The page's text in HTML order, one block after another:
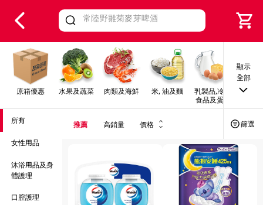
Valid Until 30 June 2026
原箱優惠 水果及蔬菜 肉類及海鮮 米, 油及麵
乳製品,冷凍
食品及蛋類
早餐
顯示
全部
所有
女性用品
沐浴用品及身
體護理
口腔護理
推薦 高銷量 價格 篩選